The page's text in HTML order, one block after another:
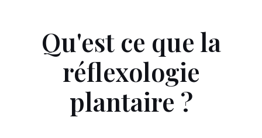
Qu'est ce que la
réflexologie
plantaire ?